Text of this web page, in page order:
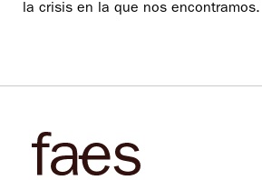
la crisis en la que nos encontramos.